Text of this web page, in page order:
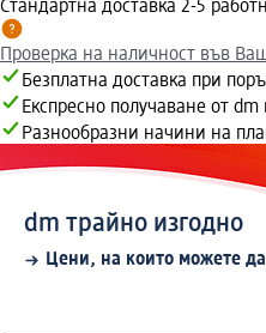
Стандартна доставка 2-5
Проверка на наличност във
Безплатна доставка при
Експресно получаване от
Разнообразни начини на
dm трайно изгодно
Цени, на които можете